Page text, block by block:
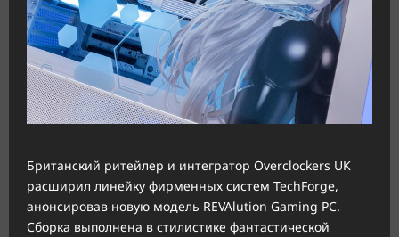
Британский ритейлер и интегратор Overclockers UK
расширил линейку фирменных систем TechForge,
анонсировав новую модель REVAlution Gaming PC.
Сборка выполнена в стилистике фантастической